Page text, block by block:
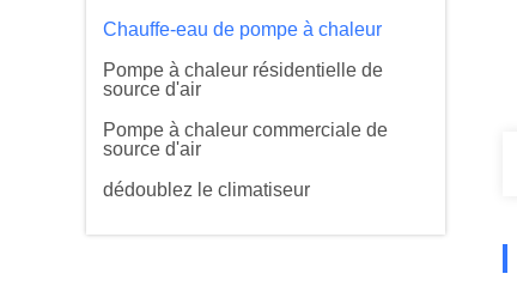
Chauffe-eau de pompe à chaleur
Pompe à chaleur résidentielle de
source d'air
Pompe à chaleur commerciale de
source d'air
dédoublez le climatiseur